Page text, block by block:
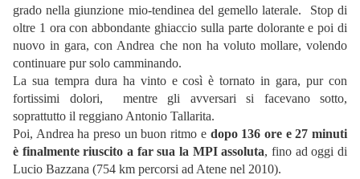
grado nella giunzione mio-tendinea del gemello laterale. Stop di
oltre 1 ora con abbondante ghiaccio sulla parte dolorante e poi di
nuovo in gara, con Andrea che non ha voluto mollare, volendo
continuare pur solo camminando.
La sua tempra dura ha vinto e così è tornato in gara, pur con
fortissimi dolori, mentre gli avversari si facevano sotto,
soprattutto il reggiano Antonio Tallarita.
Poi, Andrea ha preso un buon ritmo e dopo 136 ore e 27 minuti
è finalmente riuscito a far sua la MPI assoluta, fino ad oggi di
Lucio Bazzana (754 km percorsi ad Atene nel 2010).